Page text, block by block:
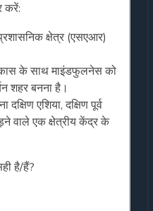
करें:
क्षेत्र (एसएआर)
के साथ माइंडफुलनेस को
शहर बनना है।
एशिया, दक्षिण पूर्व
वाले एक क्षेत्रीय केंद्र के
है/हैं?